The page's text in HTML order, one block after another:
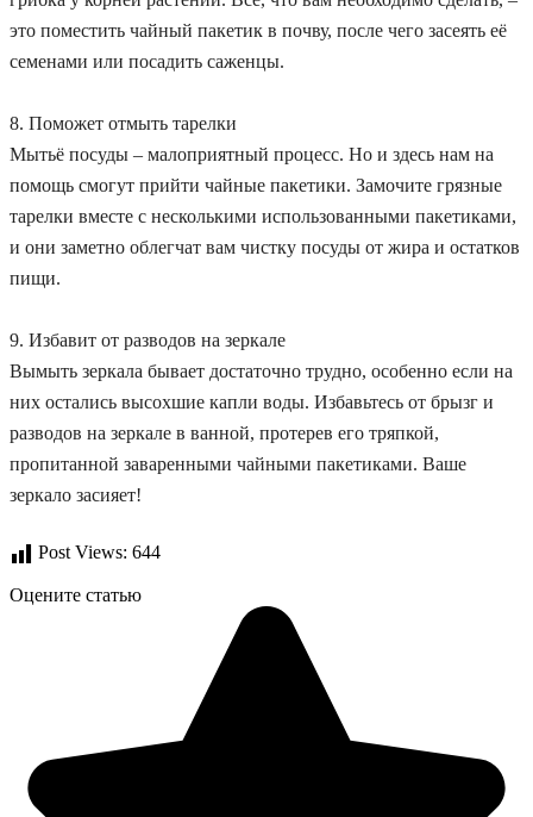
это поместить чайный пакетик в почву, после чего засеять её
семенами или посадить саженцы.
8. Поможет отмыть тарелки
Мытьё посуды – малоприятный процесс. Но и здесь нам на
помощь смогут прийти чайные пакетики. Замочите грязные
тарелки вместе с несколькими использованными пакетиками,
и они заметно облегчат вам чистку посуды от жира и остатков
пищи.
9. Избавит от разводов на зеркале
Вымыть зеркала бывает достаточно трудно, особенно если на
них остались высохшие капли воды. Избавьтесь от брызг и
разводов на зеркале в ванной, протерев его тряпкой,
пропитанной заваренными чайными пакетиками. Ваше
зеркало засияет!
Post Views: 644
Оцените статью